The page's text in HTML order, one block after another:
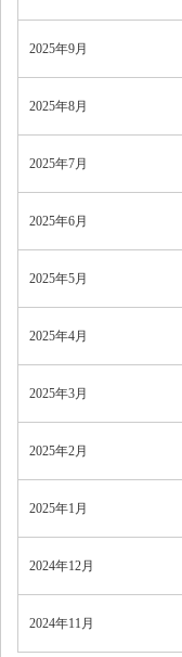
2025年9月
2025年8月
2025年7月
2025年6月
2025年5月
2025年4月
2025年3月
2025年2月
2025年1月
2024年12月
2024年11月